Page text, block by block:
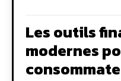
Les outils
modernes